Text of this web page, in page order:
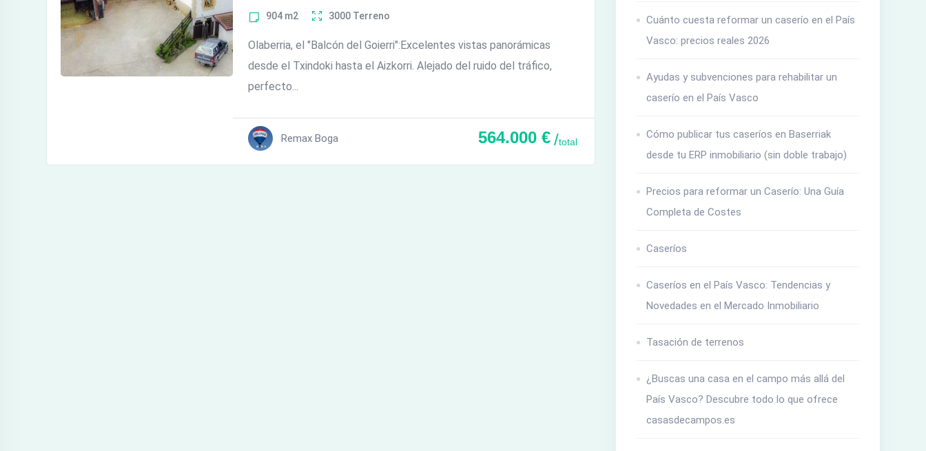
904 m2 3000 Terreno
Olaberria, el "Balcón del Goierri":Excelentes vistas panorámicas
desde el Txindoki hasta el Aizkorri. Alejado del ruido del tráfico,
perfecto...
Remax Boga 564.000 € total
Cuánto cuesta reformar un caserío en el País
Vasco: precios reales 2026
Ayudas y subvenciones para rehabilitar un
caserío en el País Vasco
Cómo publicar tus caseríos en Baserriak
desde tu ERP inmobiliario (sin doble trabajo)
Precios para reformar un Caserío: Una Guía
Completa de Costes
Caseríos
Caseríos en el País Vasco: Tendencias y
Novedades en el Mercado Inmobiliario
Tasación de terrenos
¿Buscas una casa en el campo más allá del
País Vasco? Descubre todo lo que ofrece
casasdecampos.es